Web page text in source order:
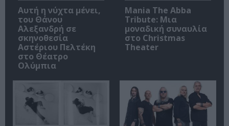
Αυτή η νύχτα μένει,
του Θάνου
Αλεξανδρή σε
σκηνοθεσία
Αστέριου Πελτέκη
στο Θέατρο
Ολύμπια
Mania The Abba
Tribute: Μια
μοναδική συναυλία
στο Christmas
Theater